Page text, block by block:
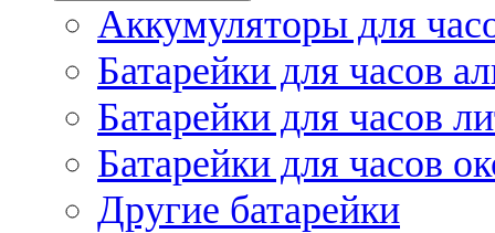
Аккумуляторы для
Батарейки для часов
Батарейки для часов
Батарейки для часов
Другие батарейки